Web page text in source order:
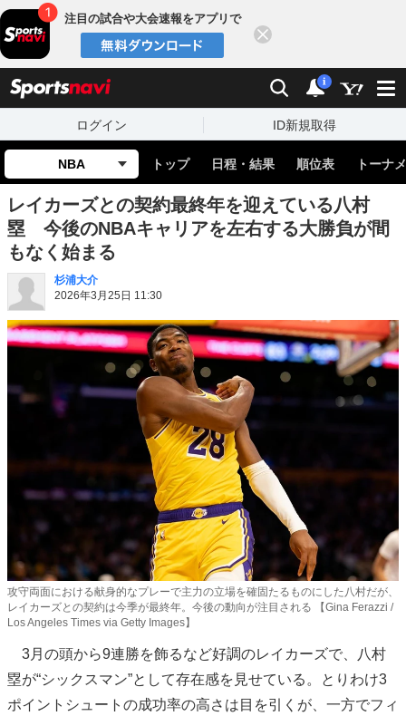
注目の試合や大会速報をアプリで
検索 通知
i
ログイン ID新規取得
NBA トップ 日程・結果 順位表 トーナ
レイカーズとの契約最終年を迎えている八村
塁 今後のNBAキャリアを左右する大勝負が間
もなく始まる
杉浦大介
2026年3月25日 11:30
攻守両面における献身的なプレーで主力の立場を確固たるものにした八村だが、
レイカーズとの契約は今季が最終年。今後の動向が注目される 【Gina Ferazzi /
Los Angeles Times via Getty Images】
3月の頭から9連勝を飾るなど好調のレイカーズで、八村
塁が“シックスマン”として存在感を見せている。とりわけ3
ポイントシュートの成功率の高さは目を引くが、一方でフィ